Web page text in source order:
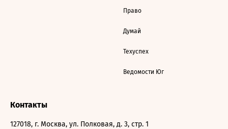
Право
Думай
Техуспех
Ведомости Юг
Контакты
127018, г. Москва, ул. Полковая, д. 3, стр. 1